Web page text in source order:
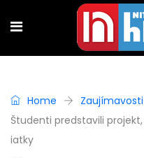
Home
Zaujímavosti
Študenti predstavili
iatky